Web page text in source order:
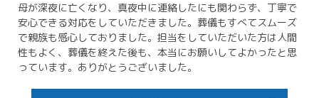
母が深夜に亡くなり、真夜中に連絡したにも関わらず、丁寧で
安心できる対応をしていただきました。葬儀もすべてスムーズ
で親族も感心しておりました。担当をしていただいた方は人間
性もよく、葬儀を終えた後も、本当にお願いしてよかったと思
っています。ありがとうございました。